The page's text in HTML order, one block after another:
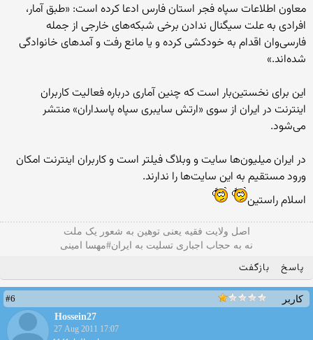
معاون اطلاعات سپاه فجر استان فارس ادعا کرده است: «طبق آمار،
افرادی به علت سیگنال ندادن برخی شبکه‌های خارجی از جمله
فارسی‌وان اقدام به خودکشی کرده و یا مانع رفت و آمدهای خانوادگی
شده‌اند.»
این برای نخستین‌بار است که چنین آماری درباره فعالیت کاربران
اینترنت در ایران از سوی «ارتش سایبری سپاه پاسداران» منتشر
می‌شود.
در ایران میلیون‌ها سایت و وبلاگ فیلتر است و کاربران اینترنت امکان
ورود مستقیم به این سایت‌ها را ندارند.
اسلام راستین
اصل ولایت فقیه یعنی‌ توهین به شعور یک ملت
نه به حجاب اجباری تسلیت به ایران#مهسا امینی
پاسخ بازگفت
کاربر
#6
Hossein27
27 Aug 2011 17:07